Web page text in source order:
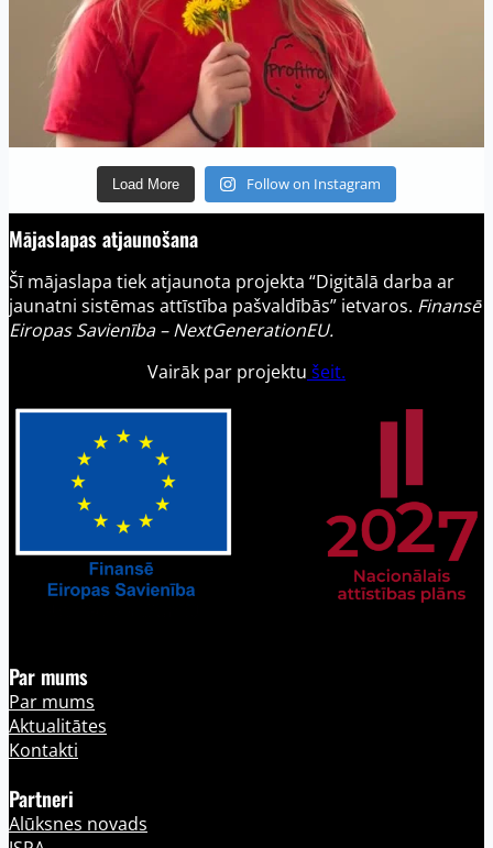
Load More Follow on Instagram
Mājaslapas atjaunošana
Šī mājaslapa tiek atjaunota projekta “Digitālā darba ar
jaunatni sistēmas attīstība pašvaldībās” ietvaros. Finansē
Eiropas Savienība – NextGenerationEU.
Vairāk par projektu šeit.
Par mums
Par mums
Aktualitātes
Kontakti
Partneri
Alūksnes novads